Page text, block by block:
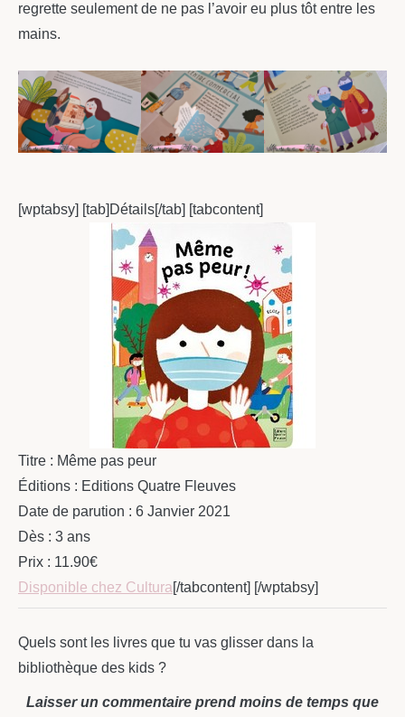
regrette seulement de ne pas l’avoir eu plus tôt entre les
mains.
[wptabsy] [tab]Détails[/tab] [tabcontent]
Titre : Même pas peur
Éditions : Editions Quatre Fleuves
Date de parution : 6 Janvier 2021
Dès : 3 ans
Prix : 11.90€
Disponible chez Cultura[/tabcontent] [/wptabsy]
Quels sont les livres que tu vas glisser dans la
bibliothèque des kids ?
Laisser un commentaire prend moins de temps que